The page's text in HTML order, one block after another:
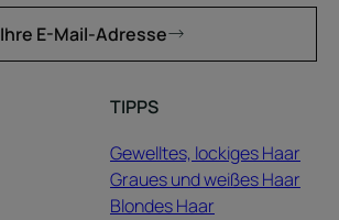
Ihre E-Mail-Adresse
TIPPS
Gewelltes, lockiges Haar
Graues und weißes Haar
Blondes Haar